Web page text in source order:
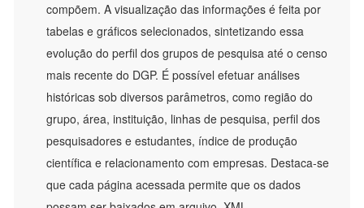
compõem. A visualização das informações é feita por
tabelas e gráficos selecionados, sintetizando essa
evolução do perfil dos grupos de pesquisa até o censo
mais recente do DGP. É possível efetuar análises
históricas sob diversos parâmetros, como região do
grupo, área, instituição, linhas de pesquisa, perfil dos
pesquisadores e estudantes, índice de produção
científica e relacionamento com empresas. Destaca-se
que cada página acessada permite que os dados